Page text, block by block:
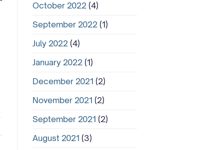
October 2022 (4)
September 2022 (1)
July 2022 (4)
January 2022 (1)
December 2021 (2)
November 2021 (2)
September 2021 (2)
August 2021 (3)